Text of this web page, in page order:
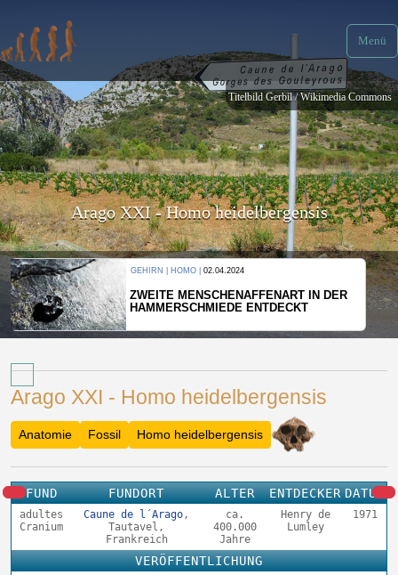
Menü
Titelbild Gerbil / Wikimedia Commons
Arago XXI - Homo heidelbergensis
KULTUR |08.06.2024
WER HAT DEN GRÖSSTEN
DER
Arago XXI - Homo heidelbergensis
Anatomie Fossil Homo heidelbergensis
FUND FUNDORT ALTER ENTDECKER DATUM
adultes
Cranium
Caune de l´Arago,
Tautavel,
Frankreich
ca.
400.000
Jahre
Henry de
Lumley
1971
VERÖFFENTLICHUNG